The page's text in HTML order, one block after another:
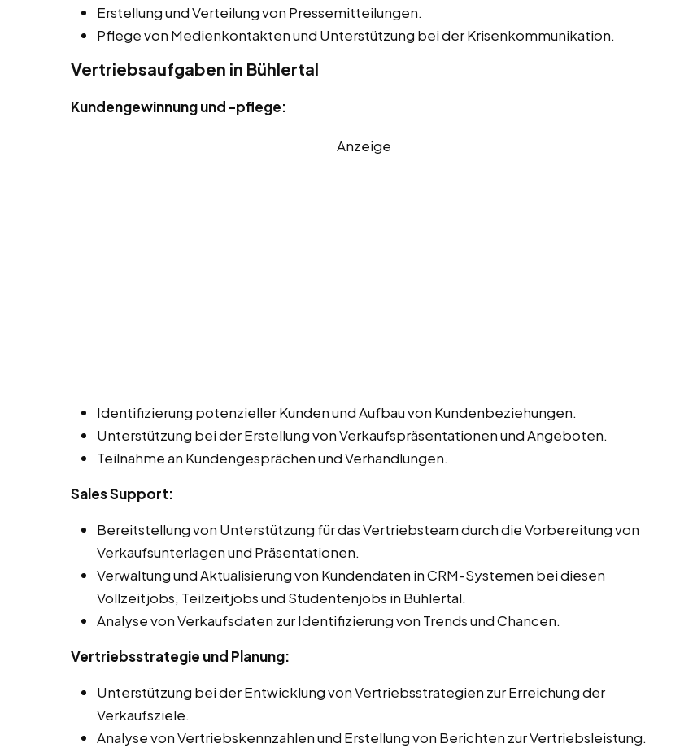
Erstellung und Verteilung von Pressemitteilungen.
Pflege von Medienkontakten und Unterstützung bei der Krisenkommunikation.
Vertriebsaufgaben in Bühlertal
Kundengewinnung und -pflege:
Anzeige
Identifizierung potenzieller Kunden und Aufbau von Kundenbeziehungen.
Unterstützung bei der Erstellung von Verkaufspräsentationen und Angeboten.
Teilnahme an Kundengesprächen und Verhandlungen.
Sales Support:
Bereitstellung von Unterstützung für das Vertriebsteam durch die Vorbereitung von
Verkaufsunterlagen und Präsentationen.
Verwaltung und Aktualisierung von Kundendaten in CRM-Systemen bei diesen
Vollzeitjobs, Teilzeitjobs und Studentenjobs in Bühlertal.
Analyse von Verkaufsdaten zur Identifizierung von Trends und Chancen.
Vertriebsstrategie und Planung:
Unterstützung bei der Entwicklung von Vertriebsstrategien zur Erreichung der
Verkaufsziele.
Analyse von Vertriebskennzahlen und Erstellung von Berichten zur Vertriebsleistung.